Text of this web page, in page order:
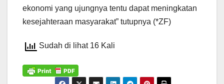
ekonomi yang ujungnya tentu dapat meningkatan
kesejahteraan masyarakat” tutupnya (*ZF)
Sudah di lihat 16 Kali